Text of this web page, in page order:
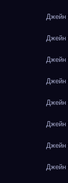
Джейн
Джейн
Джейн
Джейн
Джейн
Джейн
Джейн
Джейн